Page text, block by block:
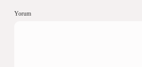
Yorum